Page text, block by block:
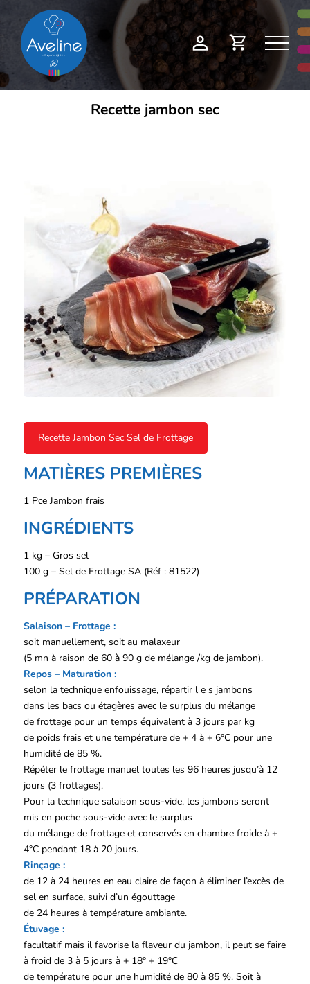
Mon
compte
Demande
de
devis
Recette jambon sec
Recette Jambon Sec Sel de Frottage
MATIÈRES PREMIÈRES
1 Pce Jambon frais
INGRÉDIENTS
1 kg – Gros sel
100 g – Sel de Frottage SA (Réf : 81522)
PRÉPARATION
Salaison – Frottage :
soit manuellement, soit au malaxeur
(5 mn à raison de 60 à 90 g de mélange /kg de jambon).
Repos – Maturation :
selon la technique enfouissage, répartir l e s jambons
dans les bacs ou étagères avec le surplus du mélange
de frottage pour un temps équivalent à 3 jours par kg
de poids frais et une température de + 4 à + 6°C pour une
humidité de 85 %.
Répéter le frottage manuel toutes les 96 heures jusqu’à 12
jours (3 frottages).
Pour la technique salaison sous-vide, les jambons seront
mis en poche sous-vide avec le surplus
du mélange de frottage et conservés en chambre froide à +
4°C pendant 18 à 20 jours.
Rinçage :
de 12 à 24 heures en eau claire de façon à éliminer l’excès de
sel en surface, suivi d’un égouttage
de 24 heures à température ambiante.
Étuvage :
facultatif mais il favorise la flaveur du jambon, il peut se faire
à froid de 3 à 5 jours à + 18° + 19°C
de température pour une humidité de 80 à 85 %. Soit à
Panneau de gestion des cookies